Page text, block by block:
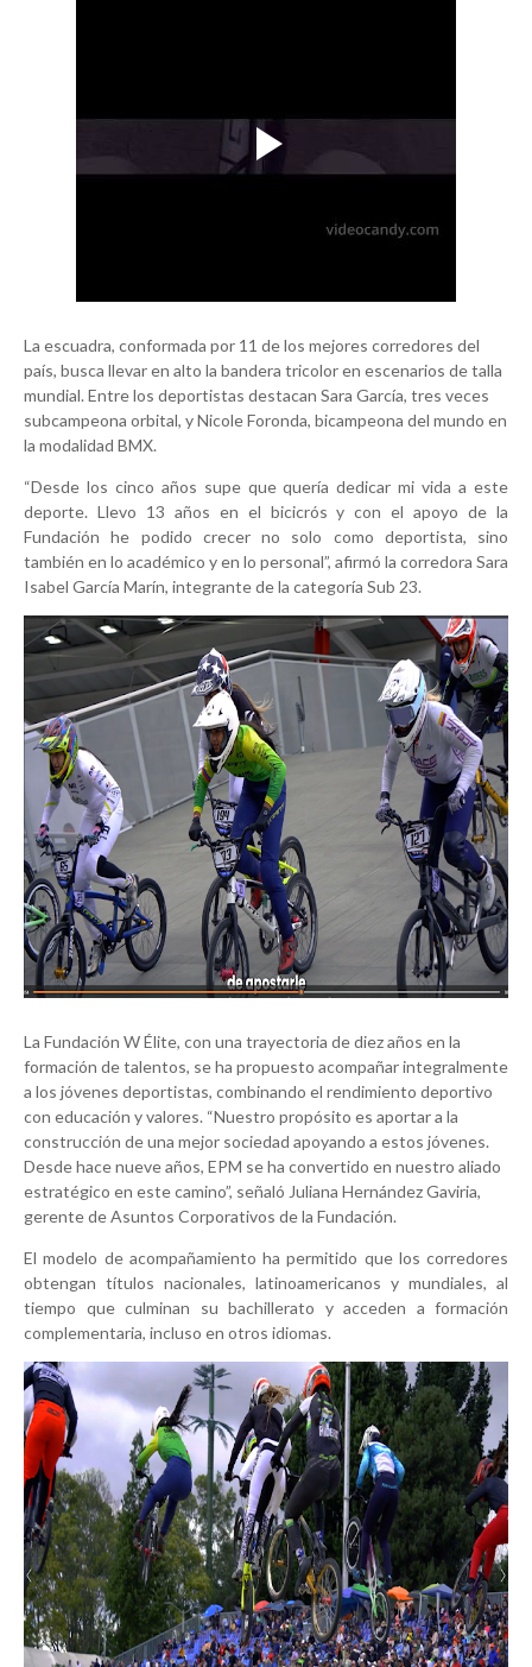
La escuadra, conformada por 11 de los mejores corredores del
país, busca llevar en alto la bandera tricolor en escenarios de talla
mundial. Entre los deportistas destacan Sara García, tres veces
subcampeona orbital, y Nicole Foronda, bicampeona del mundo en
la modalidad BMX.
“Desde los cinco años supe que quería dedicar mi vida a este
deporte. Llevo 13 años en el bicicrós y con el apoyo de la
Fundación he podido crecer no solo como deportista, sino
también en lo académico y en lo personal”, afirmó la corredora Sara
Isabel García Marín, integrante de la categoría Sub 23.
La Fundación W Élite, con una trayectoria de diez años en la
formación de talentos, se ha propuesto acompañar integralmente
a los jóvenes deportistas, combinando el rendimiento deportivo
con educación y valores. “Nuestro propósito es aportar a la
construcción de una mejor sociedad apoyando a estos jóvenes.
Desde hace nueve años, EPM se ha convertido en nuestro aliado
estratégico en este camino”, señaló Juliana Hernández Gaviria,
gerente de Asuntos Corporativos de la Fundación.
El modelo de acompañamiento ha permitido que los corredores
obtengan títulos nacionales, latinoamericanos y mundiales, al
tiempo que culminan su bachillerato y acceden a formación
complementaria, incluso en otros idiomas.